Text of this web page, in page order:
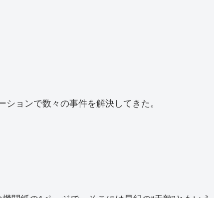
ョンで数々の事件を解決してきた。